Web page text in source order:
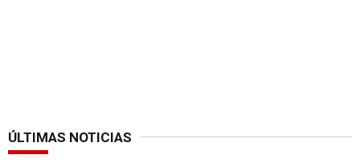
ÚLTIMAS NOTICIAS